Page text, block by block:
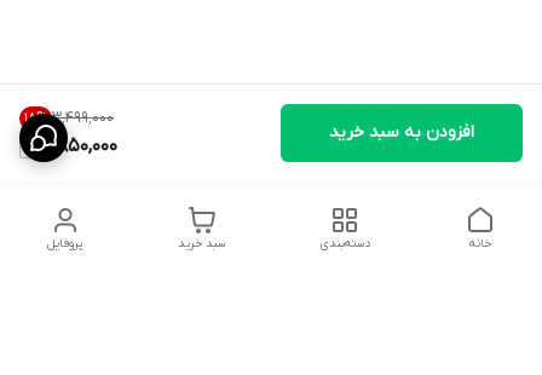
۳٬۴۹۹٬۰۰۰ 18%
2,850,000
افزودن به سبد خرید
پروفایل سبد خرید دسته‌بندی خانه